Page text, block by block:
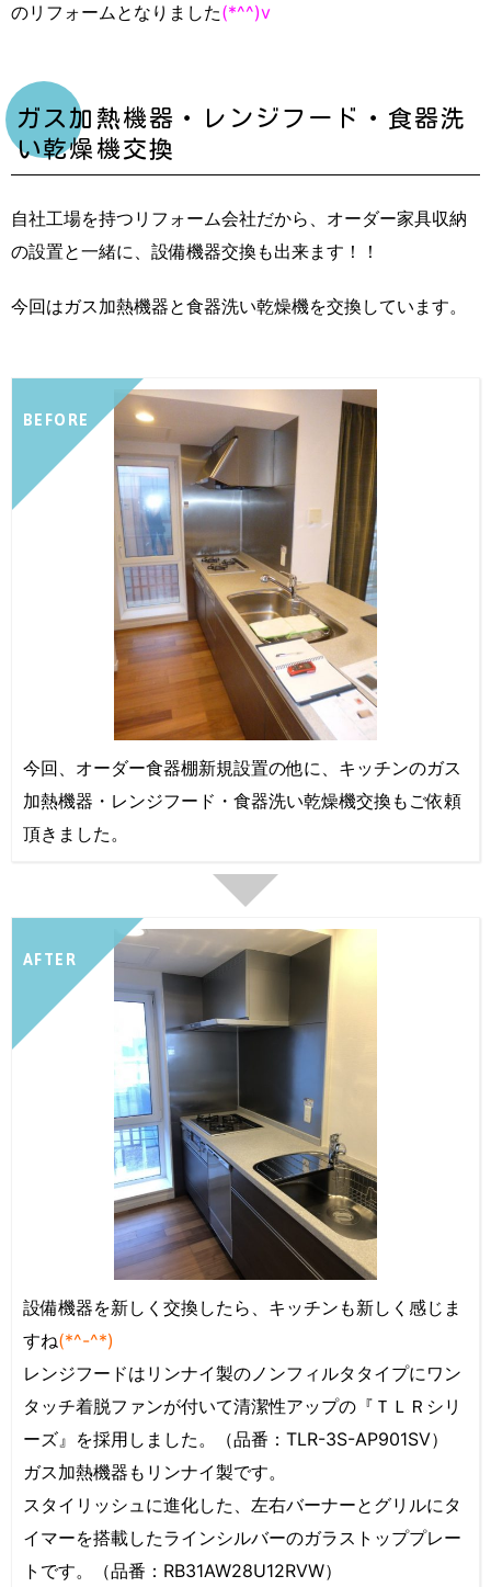
のリフォームとなりました(*^^)v
ガス加熱機器・レンジフード・食器洗
い乾燥機交換
自社工場を持つリフォーム会社だから、オーダー家具収納
の設置と一緒に、設備機器交換も出来ます！！
今回はガス加熱機器と食器洗い乾燥機を交換しています。
BEFORE
今回、オーダー食器棚新規設置の他に、キッチンのガス
加熱機器・レンジフード・食器洗い乾燥機交換もご依頼
頂きました。
AFTER
設備機器を新しく交換したら、キッチンも新しく感じま
すね(*^-^*)
レンジフードはリンナイ製のノンフィルタタイプにワン
タッチ着脱ファンが付いて清潔性アップの『ＴＬＲシリ
ーズ』を採用しました。（品番：TLR-3S-AP901SV）
ガス加熱機器もリンナイ製です。
スタイリッシュに進化した、左右バーナーとグリルにタ
イマーを搭載したラインシルバーのガラストッププレー
トです。（品番：RB31AW28U12RVW）